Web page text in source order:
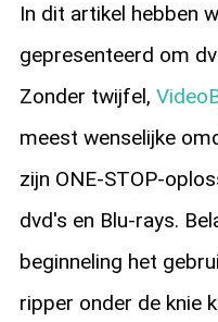
In dit artikel hebben
gepresenteerd om
Zonder twijfel,
meest wenselijke
zijn ONE-STOP-
dvd's en Blu-rays.
beginneling het
ripper onder de knie